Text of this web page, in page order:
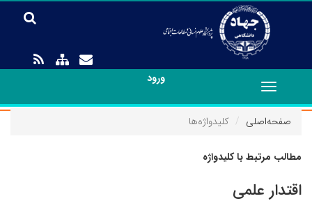
ورود
Toggle
navigation
صفحه‌اصلی
کلیدواژه‌ها
مطالب مرتبط با کلیدواژه
اقتدار علمی